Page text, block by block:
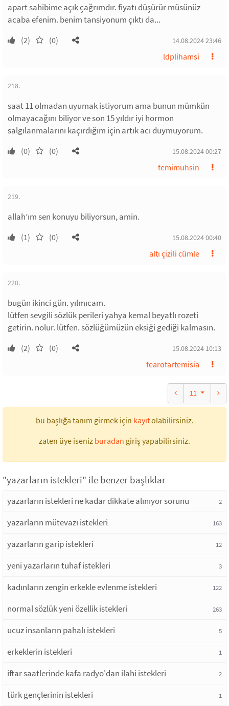
apart sahibime açık çağrımdır. fiyatı düşürür müsünüz
acaba efenim. benim tansiyonum çıktı da...
(2) (0) 14.08.2024 23:46
ldplihamsi
218.
saat 11 olmadan uyumak istiyorum ama bunun mümkün
olmayacağını biliyor ve son 15 yıldır iyi hormon
salgılanmalarını kaçırdığım için artık acı duymuyorum.
(0) (0) 15.08.2024 00:27
femimuhsin
219.
allah’ım sen konuyu biliyorsun, amin.
(1) (0) 15.08.2024 00:40
altı çizili cümle
220.
bugün ikinci gün. yılmıcam.
lütfen sevgili sözlük perileri yahya kemal beyatlı rozeti
getirin. nolur. lütfen. sözlüğümüzün eksiği gediği kalmasın.
(2) (0) 15.08.2024 10:13
fearofartemisia
11
bu başlığa tanım girmek için kayıtolabilirsiniz.
zaten üye iseniz buradan giriş yapabilirsiniz.
"yazarların istekleri" ile benzer başlıklar
yazarların istekleri ne kadar dikkate alınıyor sorunu 2
yazarların mütevazı istekleri 163
yazarların garip istekleri 12
yeni yazarların tuhaf istekleri 3
kadınların zengin erkekle evlenme istekleri 122
normal sözlük yeni özellik istekleri 263
ucuz insanların pahalı istekleri 5
erkeklerin istekleri 1
iftar saatlerinde kafa radyo'dan ilahi istekleri 2
türk gençlerinin istekleri 1